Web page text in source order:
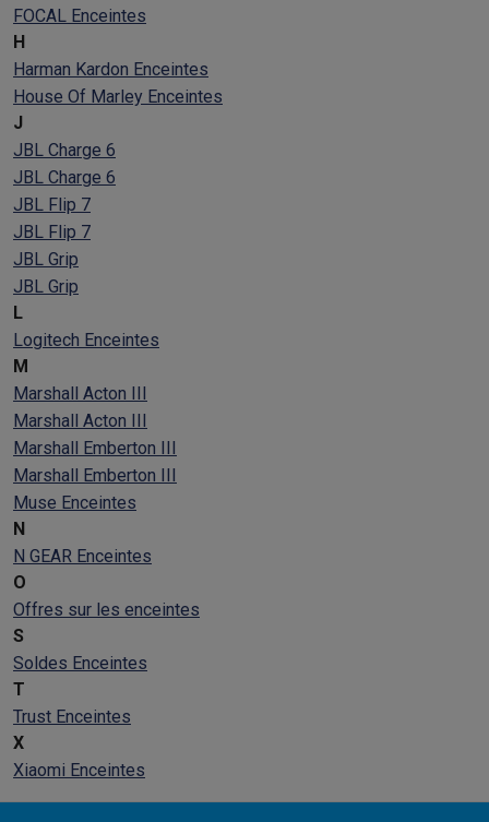
FOCAL Enceintes
H
Harman Kardon Enceintes
House Of Marley Enceintes
J
JBL Charge 6
JBL Charge 6
JBL Flip 7
JBL Flip 7
JBL Grip
JBL Grip
L
Logitech Enceintes
M
Marshall Acton III
Marshall Acton III
Marshall Emberton III
Marshall Emberton III
Muse Enceintes
N
N GEAR Enceintes
O
Offres sur les enceintes
S
Soldes Enceintes
T
Trust Enceintes
X
Xiaomi Enceintes